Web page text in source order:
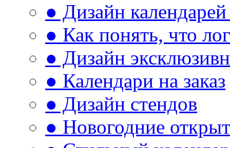
● Дизайн
● Как понять, что
● Дизайн
● Календари на заказ
● Дизайн стендов
● Новогодние